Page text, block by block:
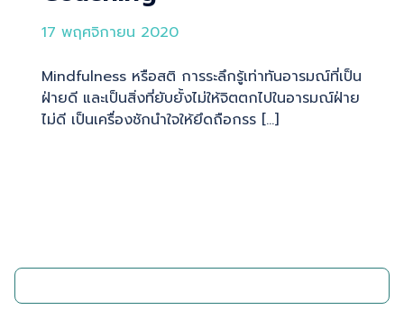
17 พฤศจิกายน 2020
Mindfulness หรือสติ การระลึกรู้เท่าทันอารมณ์ที่เป็น
ฝ่ายดี และเป็นสิ่งที่ยับยั้งไม่ให้จิตตกไปในอารมณ์ฝ่าย
ไม่ดี เป็นเครื่องชักนำใจให้ยึดถือกรร […]